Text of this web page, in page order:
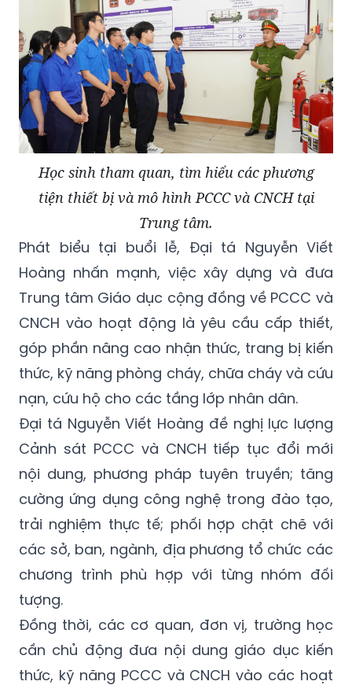
Học sinh tham quan, tìm hiểu các phương
tiện thiết bị và mô hình PCCC và CNCH tại
Trung tâm.
Phát biểu tại buổi lễ, Đại tá Nguyễn Viết
Hoàng nhấn mạnh, việc xây dựng và đưa
Trung tâm Giáo dục cộng đồng về PCCC và
CNCH vào hoạt động là yêu cầu cấp thiết,
góp phần nâng cao nhận thức, trang bị kiến
thức, kỹ năng phòng cháy, chữa cháy và cứu
nạn, cứu hộ cho các tầng lớp nhân dân.
Đại tá Nguyễn Viết Hoàng đề nghị lực lượng
Cảnh sát PCCC và CNCH tiếp tục đổi mới
nội dung, phương pháp tuyên truyền; tăng
cường ứng dụng công nghệ trong đào tạo,
trải nghiệm thực tế; phối hợp chặt chẽ với
các sở, ban, ngành, địa phương tổ chức các
chương trình phù hợp với từng nhóm đối
tượng.
Đồng thời, các cơ quan, đơn vị, trường học
cần chủ động đưa nội dung giáo dục kiến
thức, kỹ năng PCCC và CNCH vào các hoạt